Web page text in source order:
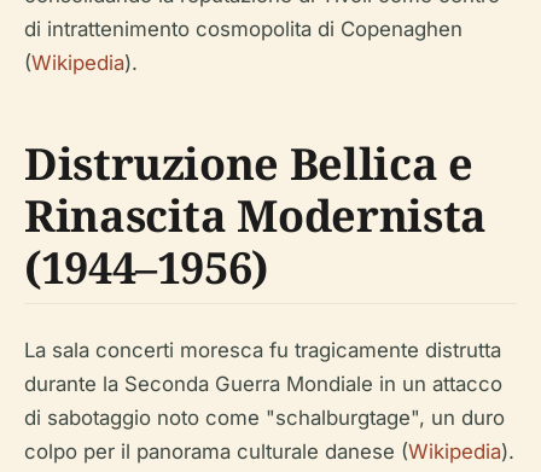
di intrattenimento cosmopolita di Copenaghen
(Wikipedia).
Distruzione Bellica e
Rinascita Modernista
(1944–1956)
La sala concerti moresca fu tragicamente distrutta
durante la Seconda Guerra Mondiale in un attacco
di sabotaggio noto come "schalburgtage", un duro
colpo per il panorama culturale danese (Wikipedia).